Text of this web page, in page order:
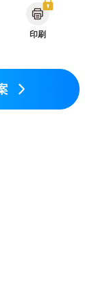
印刷